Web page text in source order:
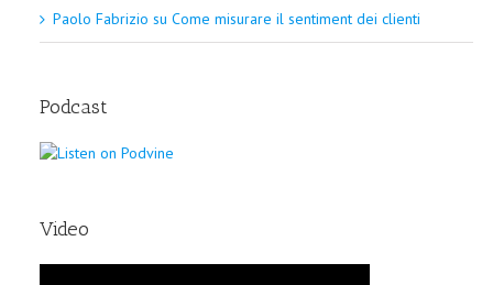
Paolo Fabrizio su Come misurare il sentiment dei clienti
Podcast
Video